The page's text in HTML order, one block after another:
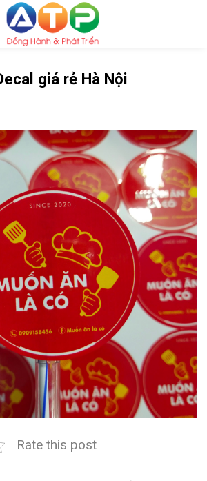
giá rẻ Hà Nội
Rate this post